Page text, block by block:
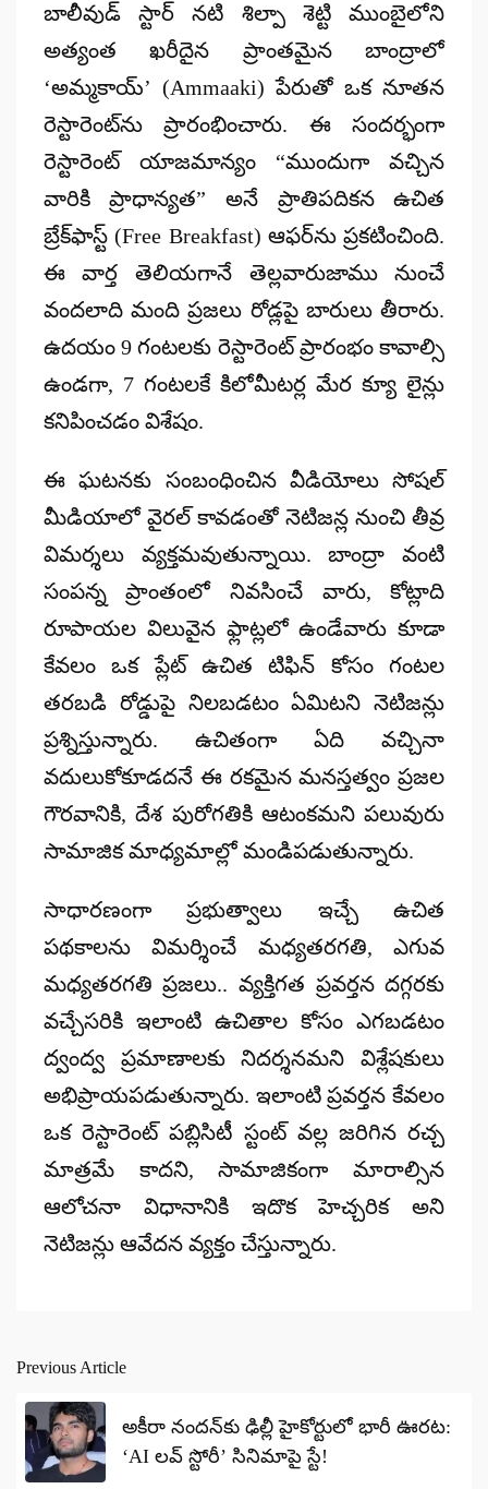
బాలీవుడ్ స్టార్ నటి శిల్పా శెట్టి ముంబైలోని
అత్యంత ఖరీదైన ప్రాంతమైన బాంద్రాలో
‘అమ్మకాయ్’ (Ammaaki) పేరుతో ఒక నూతన
రెస్టారెంట్‌ను ప్రారంభించారు. ఈ సందర్భంగా
రెస్టారెంట్ యాజమాన్యం “ముందుగా వచ్చిన
వారికి ప్రాధాన్యత” అనే ప్రాతిపదికనఉచిత
బ్రేక్‌ఫాస్ట్ (Free Breakfast) ఆఫర్‌ను ప్రకటించింది.
ఈ వార్త తెలియగానే తెల్లవారుజాము నుంచే
వందలాది మంది ప్రజలు రోడ్లపై బారులు తీరారు.
ఉదయం 9 గంటలకు రెస్టారెంట్ ప్రారంభం కావాల్సి
ఉండగా, 7 గంటలకే కిలోమీటర్ల మేర క్యూ లైన్లు
కనిపించడం విశేషం.
ఈ ఘటనకు సంబంధించిన వీడియోలు సోషల్
మీడియాలో వైరల్ కావడంతో నెటిజన్ల నుంచి తీవ్ర
విమర్శలు వ్యక్తమవుతున్నాయి. బాంద్రా వంటి
సంపన్న ప్రాంతంలో నివసించే వారు, కోట్లాది
రూపాయల విలువైన ఫ్లాట్లలో ఉండేవారు కూడా
కేవలం ఒక ప్లేట్ ఉచిత టిఫిన్ కోసం గంటల
తరబడి రోడ్డుపై నిలబడటం ఏమిటని నెటిజన్లు
ప్రశ్నిస్తున్నారు. ఉచితంగా ఏది వచ్చినా
వదులుకోకూడదనే ఈ రకమైన మనస్తత్వం ప్రజల
గౌరవానికి, దేశ పురోగతికి ఆటంకమని పలువురు
సామాజిక మాధ్యమాల్లో మండిపడుతున్నారు.
సాధారణంగా ప్రభుత్వాలు ఇచ్చే ఉచిత
పథకాలను విమర్శించే మధ్యతరగతి, ఎగువ
మధ్యతరగతి ప్రజలు.. వ్యక్తిగత ప్రవర్తన దగ్గరకు
వచ్చేసరికి ఇలాంటి ఉచితాల కోసం ఎగబడటం
ద్వంద్వ ప్రమాణాలకు నిదర్శనమని విశ్లేషకులు
అభిప్రాయపడుతున్నారు. ఇలాంటి ప్రవర్తన కేవలం
ఒక రెస్టారెంట్ పబ్లిసిటీ స్టంట్ వల్ల జరిగిన రచ్చ
మాత్రమే కాదని, సామాజికంగా మారాల్సిన
ఆలోచనా విధానానికి ఇదొక హెచ్చరిక అని
నెటిజన్లు ఆవేదన వ్యక్తం చేస్తున్నారు.
Post
navigation
Previous Article
అకీరా నందన్‌కు ఢిల్లీ హైకోర్టులో భారీ ఊరట:
‘AI లవ్ స్టోరీ’ సినిమాపై స్టే!